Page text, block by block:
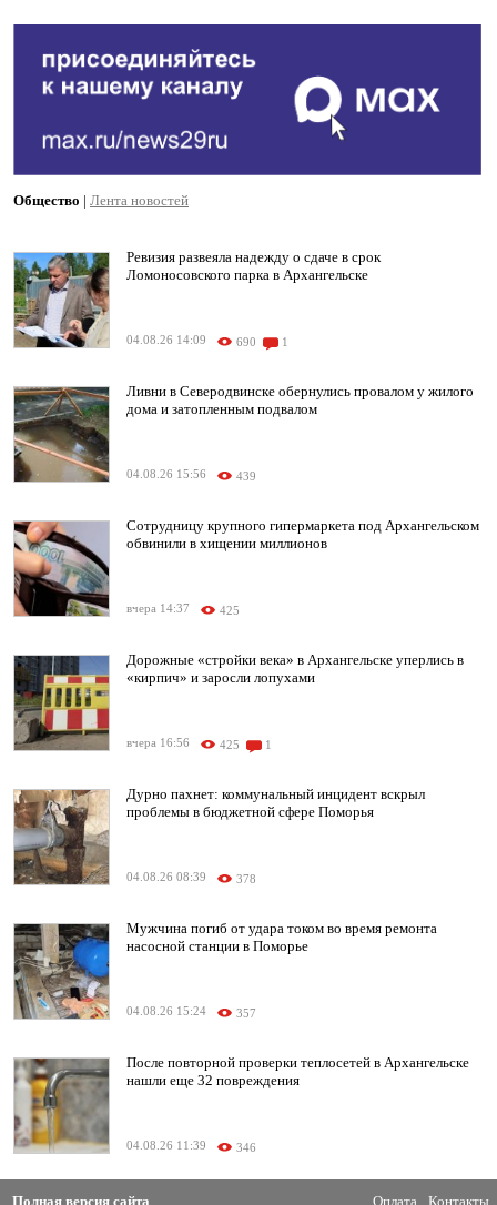
Общество | Лента новостей
Ревизия развеяла надежду о сдаче в срок
Ломоносовского парка в Архангельске
04.08.26 14:09 690 1
Ливни в Северодвинске обернулись провалом у жилого
дома и затопленным подвалом
04.08.26 15:56 439
Сотрудницу крупного гипермаркета под Архангельском
обвинили в хищении миллионов
вчера 14:37 425
Дорожные «стройки века» в Архангельске уперлись в
«кирпич» и заросли лопухами
вчера 16:56 425 1
Дурно пахнет: коммунальный инцидент вскрыл
проблемы в бюджетной сфере Поморья
04.08.26 08:39 378
Мужчина погиб от удара током во время ремонта
насосной станции в Поморье
04.08.26 15:24 357
После повторной проверки теплосетей в Архангельске
нашли еще 32 повреждения
04.08.26 11:39 346
Полная версия сайта Оплата Контакты